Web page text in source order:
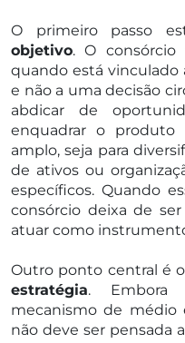
O primeiro passo
objetivo. O
quando está vinculado
e não a uma decisão
abdicar de
enquadrar o
amplo, seja para
de ativos ou
específicos. Quando
consórcio deixa de
atuar como
Outro ponto central é
estratégia. Embora
mecanismo de médio
não deve ser pensada